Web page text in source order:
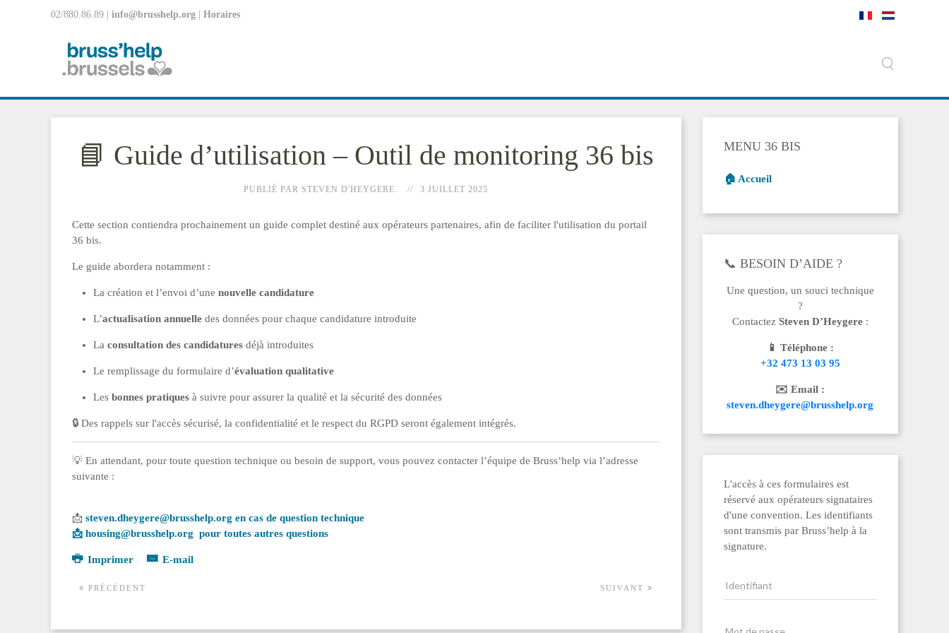
02/880.86.89 | info@brusshelp.org Horaires
📘 Guide d’utilisation – Outil de monitoring 36 bis
PUBLIÉ PAR STEVEN D'HEYGERE. 3 JUILLET 2025
Cette section contiendra prochainement un guide complet destiné aux opérateurs partenaires, afin de faciliter l'utilisation du portail
36 bis.
Le guide abordera notamment :
La création et l’envoi d’une nouvelle candidature
L’actualisation annuelle des données pour chaque candidature introduite
La consultation des candidatures déjà introduites
Le remplissage du formulaire d’évaluation qualitative
Les bonnes pratiques à suivre pour assurer la qualité et la sécurité des données
🔒 Des rappels sur l'accès sécurisé, la confidentialité et le respect du RGPD seront également intégrés.
💡 En attendant, pour toute question technique ou besoin de support, vous pouvez contacter l’équipe de Bruss’help via l’adresse
suivante :
📩 steven.dheygere@brusshelp.org en cas de question technique
📩 housing@brusshelp.org pour toutes autres questions
Imprimer E-mail
PRÉCÉDENT SUIVANT
MENU 36 BIS
🏠 Accueil
📞 BESOIN D’AIDE ?
Une question, un souci technique
?
Contactez Steven D’Heygere:
📱 Téléphone :
+32 473 13 03 95
✉️ Email :
steven.dheygere@brusshelp.org
L'accès à ces formulaires est
réservé aux opérateurs signataires
d'une convention. Les identifiants
sont transmis par Bruss’help à la
signature.